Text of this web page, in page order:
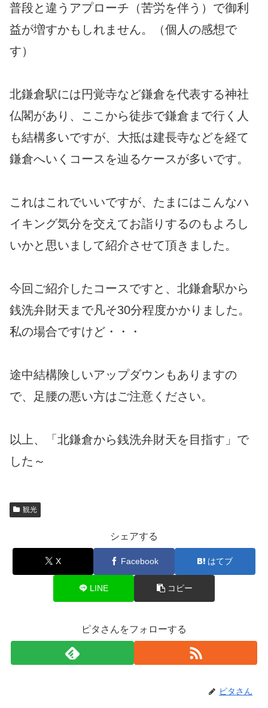
普段と違うアプローチ（苦労を伴う）で御利
益が増すかもしれません。（個人の感想で
す）
北鎌倉駅には円覚寺など鎌倉を代表する神社
仏閣があり、ここから徒歩で鎌倉まで行く人
も結構多いですが、大抵は建長寺などを経て
鎌倉へいくコースを辿るケースが多いです。
これはこれでいいですが、たまにはこんなハ
イキング気分を交えてお詣りするのもよろし
いかと思いまして紹介させて頂きました。
今回ご紹介したコースですと、北鎌倉駅から
銭洗弁財天まで凡そ30分程度かかりました。
私の場合ですけど・・・
途中結構険しいアップダウンもありますの
で、足腰の悪い方はご注意ください。
以上、「北鎌倉から銭洗弁財天を目指す」で
した～
観光
シェアする
X Facebook はてブ
LINE コピー
ピタさんをフォローする
ピタさん